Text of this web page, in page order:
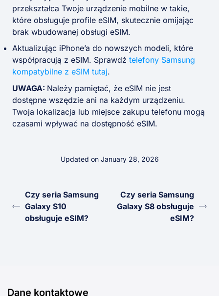
przekształca Twoje urządzenie mobilne w takie,
które obsługuje profile eSIM, skutecznie omijając
brak wbudowanej obsługi eSIM.
Aktualizując iPhone’a do nowszych modeli, które
współpracują z eSIM. Sprawdź telefony Samsung
kompatybilne z eSIM tutaj.
UWAGA: Należy pamiętać, że eSIM nie jest
dostępne wszędzie ani na każdym urządzeniu.
Twoja lokalizacja lub miejsce zakupu telefonu mogą
czasami wpływać na dostępność eSIM.
Updated on January 28, 2026
Czy seria Samsung
Galaxy S10
obsługuje eSIM?
Czy seria Samsung
Galaxy S8 obsługuje
eSIM?
Dane kontaktowe